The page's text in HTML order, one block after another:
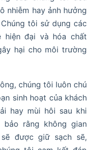
nhiễm hay ảnh hưởng
tôi sử dụng các
hiện đại và hóa chất
hại cho môi trường
chúng tôi luôn chú
sinh hoạt của khách
hay mùi hôi sau khi
rằng không gian
được giữ sạch sẽ,